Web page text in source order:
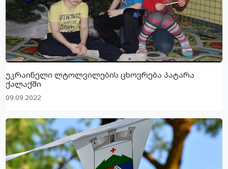
უკრაინელი ლტოლვილების ცხოვრება პატარა
ქალაქში
09.09.2022